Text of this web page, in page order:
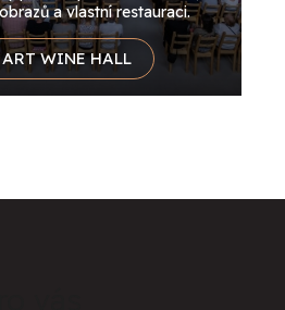
a vlastní restauraci.
WINE HALL